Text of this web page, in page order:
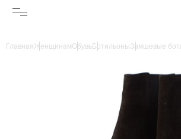
ГлавнаяЖенщинамОбувьБотильоныЗамшевые